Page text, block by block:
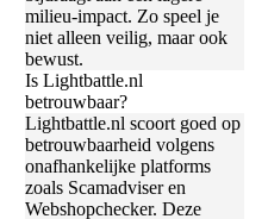
milieu-impact. Zo speel je
niet alleen veilig, maar ook
bewust.
Is Lightbattle.nl
betrouwbaar?
Lightbattle.nl scoort goed op
betrouwbaarheid volgens
onafhankelijke platforms
zoals Scamadviser en
Webshopchecker. Deze